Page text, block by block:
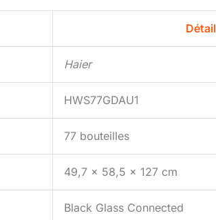
Détail
Haier
HWS77GDAU1
77 bouteilles
49,7 x 58,5 x 127 cm
Black Glass Connected